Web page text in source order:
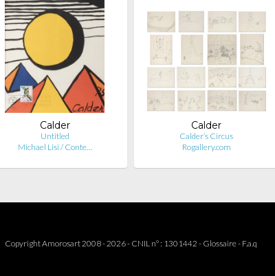
Calder
Untitled
Michael Lisi / Conte…
Calder
Calder’s Circus
Rogallery.com
Copyright Amorosart 2008 - 2026 - CNIL n° : 1301442 - Glossaire- F.a.q